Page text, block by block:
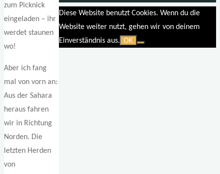
zum Picknick
eingeladen – ihr
werdet staunen
wo!
Aber ich fang
mal von vorn an:
Aus der Sahara
heraus fahren
wir in Richtung
Norden. Die
letzten Herden
von
Diese Website benutzt Cookies. Wenn du die
Website weiter nutzt, gehen wir von deinem
Einverständnis aus. OK